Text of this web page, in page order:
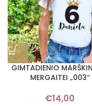
GIMTADIENIO
MERGAITEI „003“
€14,00